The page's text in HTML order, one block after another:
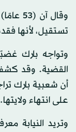
وقال
تستقيل، لأنها
وتواجه بارك
القضية. وقد
على انتهاء ولايتها.
وتريد النيابة